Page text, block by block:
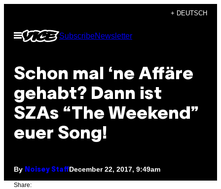
content
+ DEUTSCH
Open
Menu
SubscribeNewsletter
Schon mal ‘ne Affäre
gehabt? Dann ist
SZAs “The Weekend”
euer Song!
By Noisey StaffDecember 22, 2017, 9:49am
Share: